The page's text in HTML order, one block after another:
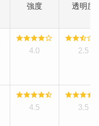
強度 透明度
4.0 2.5
4.5 3.5